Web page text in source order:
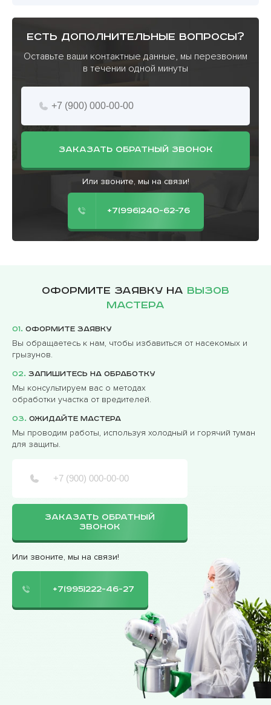
есть дополнительные вопросы?
Оставьте ваши контактные данные, мы перезвоним
в течении одной минуты
ЗАКАЗАТЬ ОБРАТНЫЙ ЗВОНОК
Или звоните, мы на связи!
+7(996)240-62-76
Оформите заявку на вызов
мастера
01. Оформите заявку
Вы обращаетесь к нам, чтобы избавиться от насекомых и
грызунов.
02. Запишитесь на обработку
Мы консультируем вас о методах
обработки участка от вредителей.
03. Ожидайте мастера
Мы проводим работы, используя холодный и горячий туман
для защиты.
ЗАКАЗАТЬ ОБРАТНЫЙ
ЗВОНОК
Или звоните, мы на связи!
+7(995)222-46-27